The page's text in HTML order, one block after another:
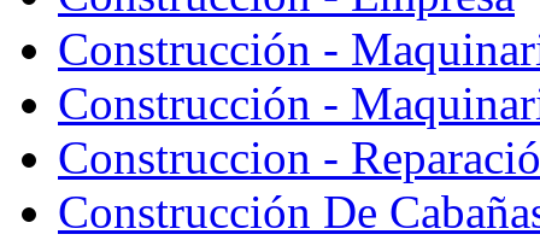
Construcción -
Construcción -
Construccion -
Construcción De